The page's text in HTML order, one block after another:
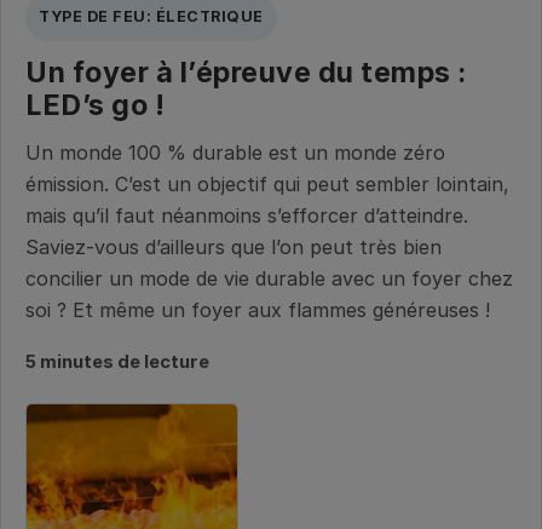
TYPE DE FEU: ÉLECTRIQUE
Un foyer à l’épreuve du temps :
LED’s go !
Un monde 100 % durable est un monde zéro
émission. C’est un objectif qui peut sembler lointain,
mais qu’il faut néanmoins s’efforcer d’atteindre.
Saviez-vous d’ailleurs que l’on peut très bien
concilier un mode de vie durable avec un foyer chez
soi ? Et même un foyer aux flammes généreuses !
5 minutes de lecture